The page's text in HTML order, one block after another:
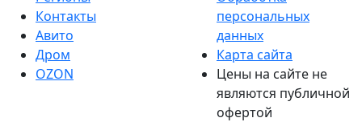
Контакты
Авито
Дром
OZON
персональных
данных
Карта сайта
Цены на сайте не
являются публичной
офертой